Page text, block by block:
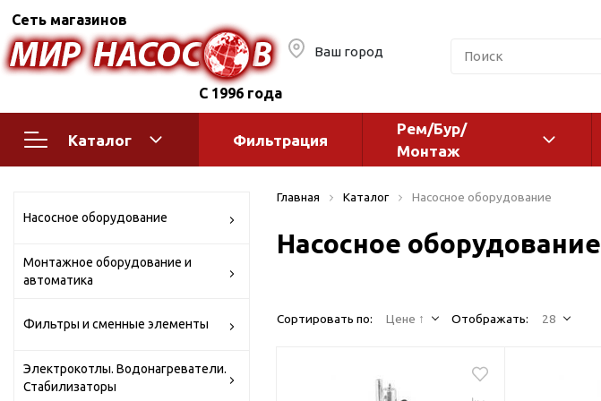
Сеть магазинов
С 1996 года
Ваш город
Каталог
Поверхностные насосы
Горизонтальные
многоступенчатые
многоступенчатые
моноблочные
Полив
водоснабжения
Оголовки и адаптеры
Фильтрация
Рем/Бур/
Монтаж
Насосное оборудование
Монтажное оборудование и
автоматика
Фильтры и сменные элементы
Электрокотлы. Водонагреватели.
Стабилизаторы
Главная Каталог Насосное оборудование
Насосное оборудование
Сортировать по: Цене ↑ Отображать: 28